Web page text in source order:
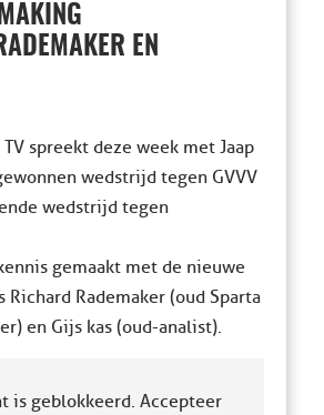
EN
spreekt deze week met Jaap
wedstrijd tegen GVVV
wedstrijd tegen
gemaakt met de nieuwe
Richard Rademaker (oud Sparta
en Gijs kas (oud-analist).
is geblokkeerd. Accepteer